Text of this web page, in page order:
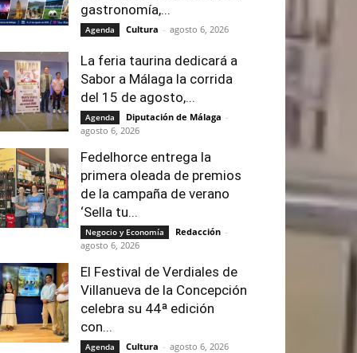
gastronomía,...
Agenda Cultura - agosto 6, 2026
La feria taurina dedicará a
Sabor a Málaga la corrida
del 15 de agosto,...
Agenda Diputación de Málaga -
agosto 6, 2026
Fedelhorce entrega la
primera oleada de premios
de la campaña de verano
‘Sella tu...
Negocio y Economía Redacción -
agosto 6, 2026
El Festival de Verdiales de
Villanueva de la Concepción
celebra su 44ª edición
con...
Agenda Cultura - agosto 6, 2026